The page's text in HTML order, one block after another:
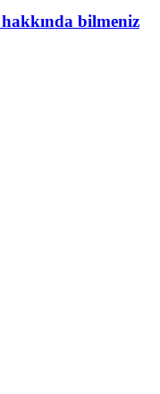
hakkında bilmeniz